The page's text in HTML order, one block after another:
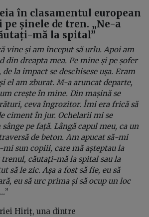
în clasamentul european
șinele de tren. „Ne-a
mă la spital”
vine și am început să urlu. Apoi am
din dreapta mea. Pe mine și pe șofer
la impact se deschisese ușa. Eram
el am zburat. M-a aruncat departe,
crește în mine. Din mașină se
ceva îngrozitor. Îmi era frică să
ciment în jur. Ochelarii mi se
pe față. Lângă capul meu, ca un
de beton. Am apucat să-mi
sun copiii, care mă așteptau la
căutați-mă la spital sau la
să le zic. Așa a fost să fie, eu să
eu să urc prima și să ocup un loc
”
Hiriț, una dintre